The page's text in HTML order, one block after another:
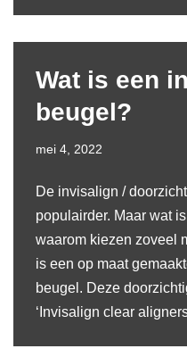
Wat is een
beugel?
mei 4, 2022
De invisalign /
populairder. Maar wat
waarom kiezen zoveel
is een op maat
beugel. Deze
‘Invisalign clear